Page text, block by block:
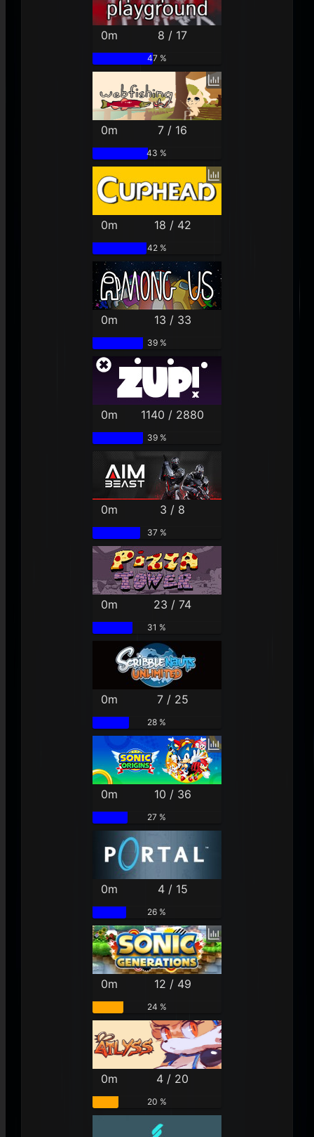
0m 8 / 17
47 %
0m 7 / 16
43 %
0m 18 / 42
42 %
0m 13 / 33
39 %
0m 1140 / 2880
39 %
0m 3 / 8
37 %
0m 23 / 74
31 %
0m 7 / 25
28 %
0m 10 / 36
27 %
0m 4 / 15
26 %
0m 12 / 49
24 %
0m 4 / 20
20 %